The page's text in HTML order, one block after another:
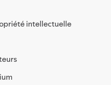
intellectuelle